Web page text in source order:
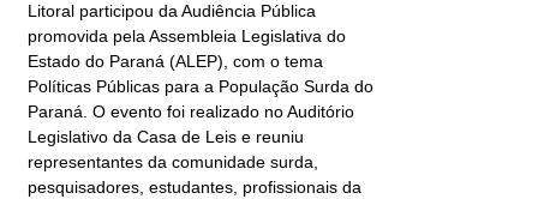
Litoral participou da Audiência Pública
promovida pela Assembleia Legislativa do
Estado do Paraná (ALEP), com o tema
Políticas Públicas para a População Surda do
Paraná. O evento foi realizado no Auditório
Legislativo da Casa de Leis e reuniu
representantes da comunidade surda,
pesquisadores, estudantes, profissionais da